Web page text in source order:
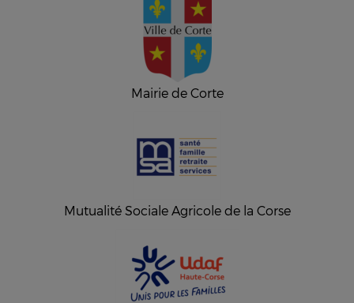
Mairie de Corte
Mutualité Sociale Agricole de la Corse